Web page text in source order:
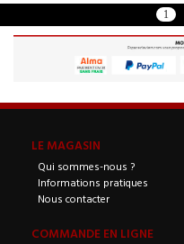
1
LE MAGASIN
Qui sommes-nous ?
Informations pratiques
Nous contacter
COMMANDE EN LIGNE